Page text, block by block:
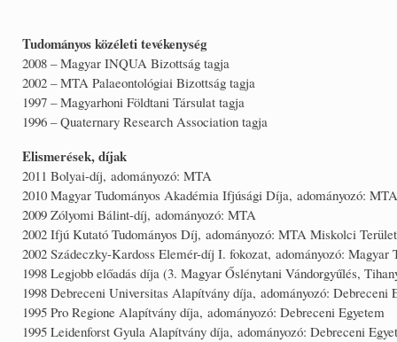
Tudományos közéleti tevékenység
2008 – Magyar INQUA Bizottság tagja
2002 – MTA Palaeontológiai Bizottság tagja
1997 – Magyarhoni Földtani Társulat tagja
1996 – Quaternary Research Association tagja
Elismerések, díjak
2011 Bolyai-díj, adományozó: MTA
2010 Magyar Tudományos Akadémia Ifjúsági Díja, adományozó: MTA
2009 Zólyomi Bálint-díj, adományozó: MTA
2002 Ifjú Kutató Tudományos Díj, adományozó: MTA Miskolci
2002 Szádeczky-Kardoss Elemér-díj I. fokozat, adományozó: Magyar
1998 Legjobb előadás díja (3. Magyar Őslénytani Vándorgyűlés,
1998 Debreceni Universitas Alapítvány díja, adományozó: Debreceni
1995 Pro Regione Alapítvány díja, adományozó: Debreceni Egyetem
1995 Leidenforst Gyula Alapítvány díja, adományozó: Debreceni